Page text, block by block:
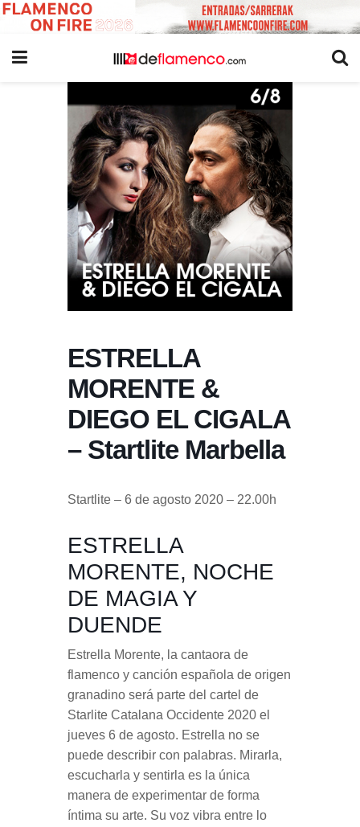
ESTRELLA
MORENTE &
DIEGO EL CIGALA
– Startlite Marbella
Startlite – 6 de agosto 2020 – 22.00h
ESTRELLA
MORENTE, NOCHE
DE MAGIA Y
DUENDE
Estrella Morente, la cantaora de
flamenco y canción española de origen
granadino será parte del cartel de
Starlite Catalana Occidente 2020 el
jueves 6 de agosto. Estrella no se
puede describir con palabras. Mirarla,
escucharla y sentirla es la única
manera de experimentar de forma
íntima su arte. Su voz vibra entre lo